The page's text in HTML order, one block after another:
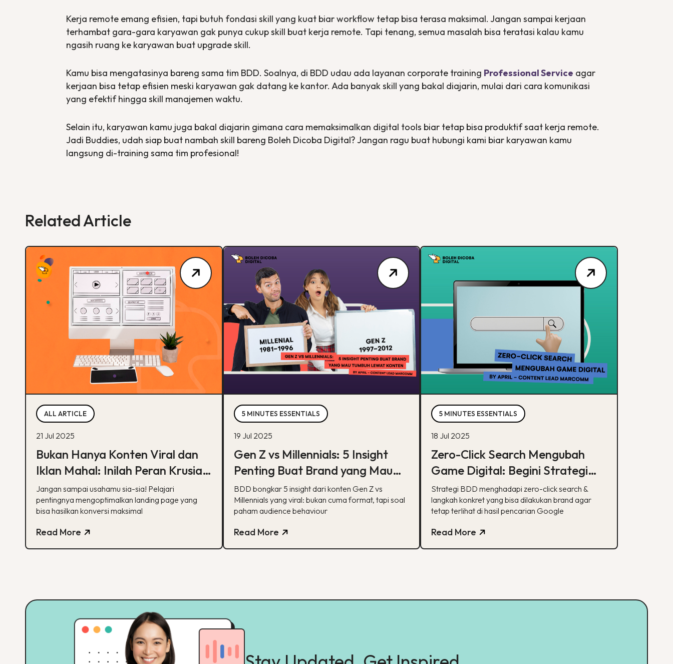
Kerja remote emang efisien, tapi butuh fondasi skill yang kuat biarworkflow tetap bisa terasa maksimal. Jangan sampai kerjaan
terhambat gara-gara karyawan gak punya cukupskill buat kerja remote. Tapi tenang, semua masalah bisa teratasi kalau kamu
ngasih ruang ke karyawan buat upgrade skill.
Kamu bisa mengatasinya bareng sama tim BDD. Soalnya, di BDD udau ada layanan corporate training Professional Service agar
kerjaan bisa tetap efisien meski karyawan gak datang ke kantor. Ada banyakskill yang bakal diajarin, mulai dari cara komunikasi
yang efektif hingga skill manajemen waktu.
Selain itu, karyawan kamu juga bakal diajarin gimana cara memaksimalkan digital tools biar tetap bisa produktif saat kerja remote.
Jadi Buddies, udah siap buat nambah skill bareng Boleh Dicoba Digital? Jangan ragu buat hubungi kami biar karyawan kamu
langsung di-training sama tim profesional!
Related Article
ALL ARTICLE
21 Jul 2025
Bukan Hanya Konten Viral dan
Iklan Mahal: Inilah Peran Krusial
Landing Page dalam Digital
Marketing
Jangan sampai usahamu sia-sia! Pelajari
pentingnya mengoptimalkan landing page yang
bisa hasilkan konversi maksimal
Read More
5 MINUTES ESSENTIALS
19 Jul 2025
Gen Z vs Millennials: 5 Insight
Penting Buat Brand yang Mau
Tumbuh Lewat Konten
BDD bongkar 5 insight dari konten Gen Z vs
Millennials yang viral: bukan cuma format, tapi soal
paham audience behaviour
Read More
5 MINUTES ESSENTIALS
18 Jul 2025
Zero-Click Search Mengubah
Game Digital: Begini Strategi
BDD & Apa yang Bisa Dilakukan
Brand
Strategi BDD menghadapi zero-click search &
langkah konkret yang bisa dilakukan brand agar
tetap terlihat di hasil pencarian Google
Read More